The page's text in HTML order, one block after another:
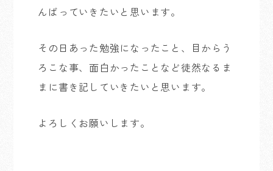
んばっていきたいと思います。
その日あった勉強になったこと、目からう
ろこな事、面白かったことなど徒然なるま
まに書き記していきたいと思います。
よろしくお願いします。